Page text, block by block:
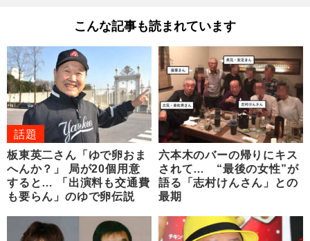
こんな記事も読まれています
話題
板東英二さん「ゆで卵おま
へんか？」 局が20個用意
すると… 「出演料も交通費
も要らん」のゆで卵伝説
六本木のバーの帰りにキス
されて… “最後の女性”が
語る「志村けんさん」との
最期